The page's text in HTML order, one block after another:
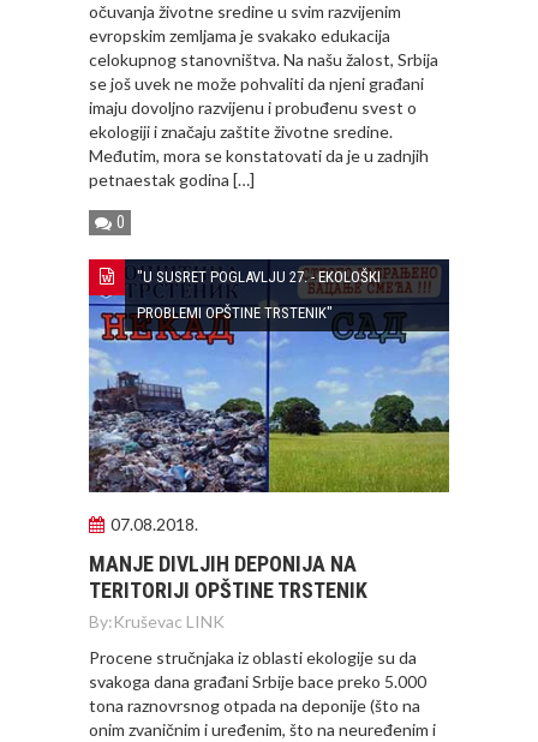
očuvanja životne sredine u svim razvijenim
evropskim zemljama je svakako edukacija
celokupnog stanovništva. Na našu žalost, Srbija
se još uvek ne može pohvaliti da njeni građani
imaju dovoljno razvijenu i probuđenu svest o
ekologiji i značaju zaštite životne sredine.
Međutim, mora se konstatovati da je u zadnjih
petnaestak godina […]
0
"U SUSRET POGLAVLJU 27. - EKOLOŠKI
PROBLEMI OPŠTINE TRSTENIK"
07.08.2018.
MANJE DIVLJIH DEPONIJA NA
TERITORIJI OPŠTINE TRSTENIK
By:Kruševac LINK
Procene stručnjaka iz oblasti ekologije su da
svakoga dana građani Srbije bace preko 5.000
tona raznovrsnog otpada na deponije (što na
onim zvaničnim i uređenim, što na neuređenim i